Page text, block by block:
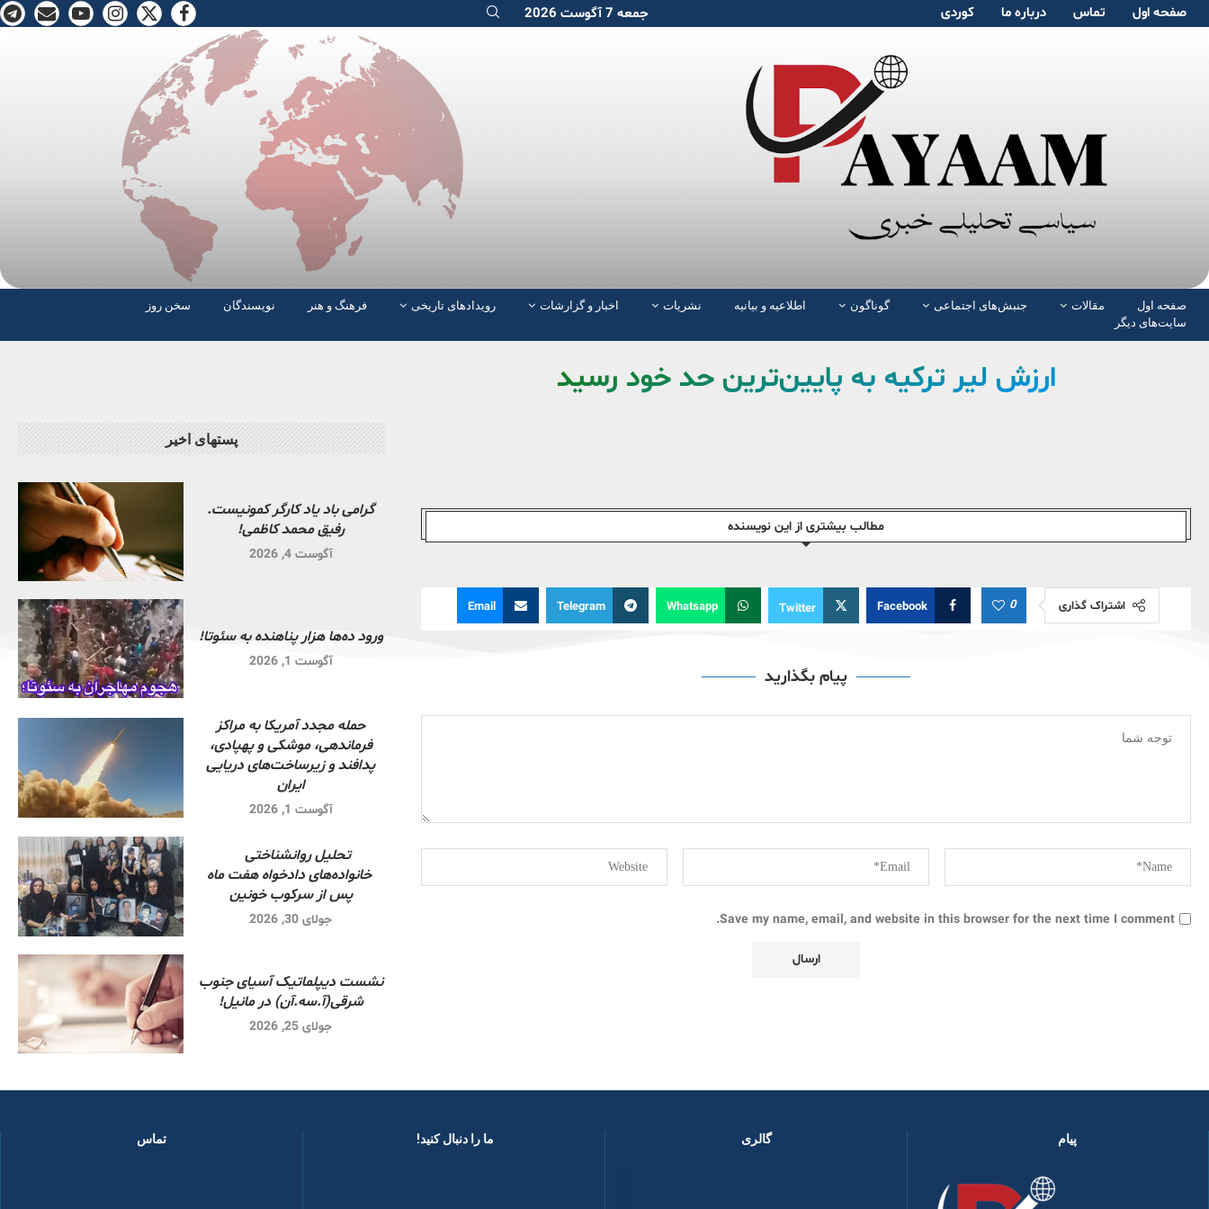
صفحە اول تماس دربارە ما کوردی جمعه 7 آگوست 2026
صفحە اول مقالات جنبش‌های اجتماعی گوناگون اطلاعیه و بیانیه نشریات اخبار و گزارشات رویدادهای تاریخی فرهنگ و هنر نویسندگان
سخن روز
سایت‌های دیگر
ارزش لیر ترکیه به پایین‌ترین حد خود رسید
مطالب بیشتری از این نویسندە
اشتراک گذاری 0
Facebook
Twitter
Whatsapp
Telegram
Email
پیام بگذارید
Save my name, email, and website in this browser for the next time I comment.
پستهای اخیر
گرامی باد یاد کارگر کمونیست.
رفیق محمد کاظمی!
آگوست 4, 2026
ورود ده‌ها هزار پناهنده به سئوتا!
آگوست 1, 2026
حمله مجدد آمریکا به مراکز
فرماندهی، موشکی و پهپادی،
پدافند و زیرساخت‌های دریایی
ایران
آگوست 1, 2026
تحلیل روانشناختی
خانواده‌های دادخواه هفت ماه
پس از سرکوب خونین
جولای 30, 2026
نشست دیپلماتیک آسیای جنوب
شرقی‌(آ.سه.آن) در مانیل!
جولای 25, 2026
پیام گالری ما را دنبال کنید! ​ تماس